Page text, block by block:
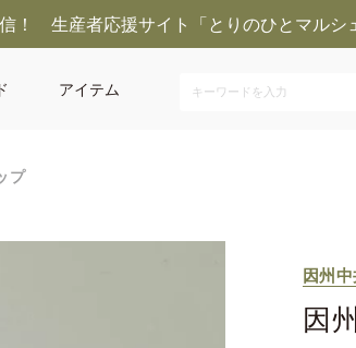
！ 生産者応援サイト「とりのひとマルシ
アイテム
プ
因州
因